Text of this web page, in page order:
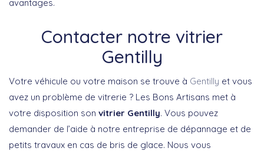
avantages.
Contacter notre vitrier
Gentilly
Votre véhicule ou votre maison se trouve à Gentilly et vous
avez un problème de vitrerie ? Les Bons Artisans met à
votre disposition son vitrier Gentilly. Vous pouvez
demander de l’aide à notre entreprise de dépannage et de
petits travaux en cas de bris de glace. Nous vous